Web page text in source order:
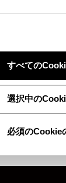
すべての
選択中の
必須のCookie
円ガソリン
TCD：1年